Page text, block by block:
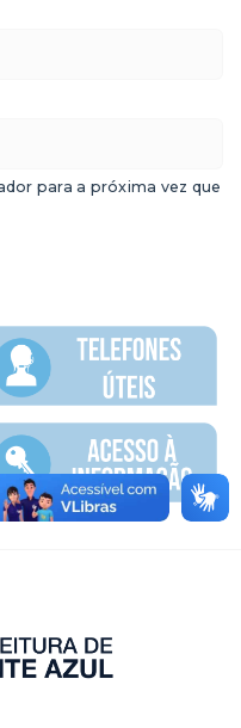
para a próxima vez que